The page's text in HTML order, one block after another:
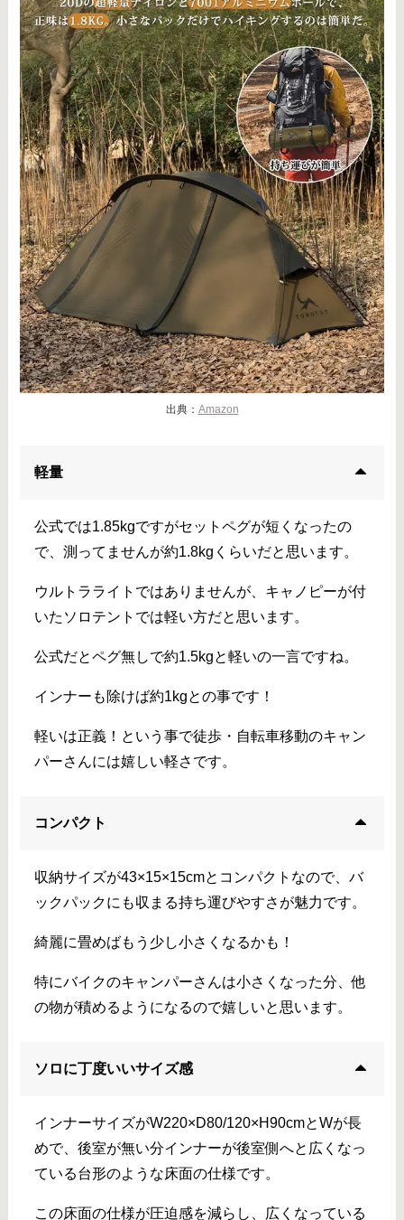
出典： Amazon
軽量
公式では1.85kgですがセットペグが短くなったの
で、測ってませんが約1.8kgくらいだと思います。
ウルトラライトではありませんが、キャノピーが付
いたソロテントでは軽い方だと思います。
公式だとペグ無しで約1.5kgと軽いの一言ですね。
インナーも除けば約1kgとの事です！
軽いは正義！という事で徒歩・自転車移動のキャン
パーさんには嬉しい軽さです。
コンパクト
収納サイズが43×15×15cmとコンパクトなので、バ
ックパックにも収まる持ち運びやすさが魅力です。
綺麗に畳めばもう少し小さくなるかも！
特にバイクのキャンパーさんは小さくなった分、他
の物が積めるようになるので嬉しいと思います。
ソロに丁度いいサイズ感
インナーサイズがW220×D80/120×H90cmとWが長
めで、後室が無い分インナーが後室側へと広くなっ
ている台形のような床面の仕様です。
この床面の仕様が圧迫感を減らし、広くなっている